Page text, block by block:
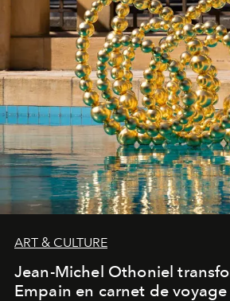
ART & CULTURE
Jean-Michel Othoniel
Empain en carnet de